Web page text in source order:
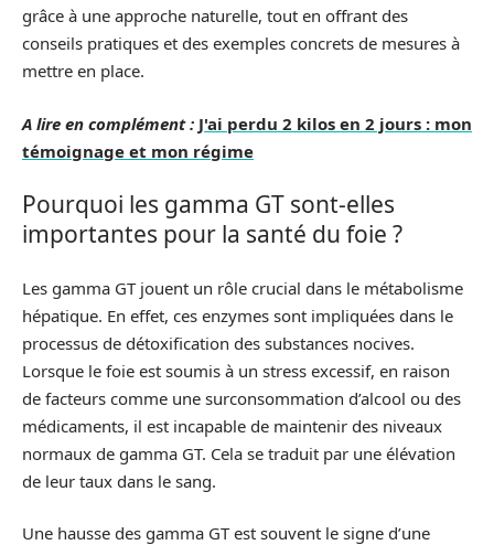
grâce à une approche naturelle, tout en offrant des
conseils pratiques et des exemples concrets de mesures à
mettre en place.
A lire en complément : J'ai perdu 2 kilos en 2 jours : mon
témoignage et mon régime
Pourquoi les gamma GT sont-elles
importantes pour la santé du foie ?
Les gamma GT jouent un rôle crucial dans le métabolisme
hépatique. En effet, ces enzymes sont impliquées dans le
processus de détoxification des substances nocives.
Lorsque le foie est soumis à un stress excessif, en raison
de facteurs comme une surconsommation d’alcool ou des
médicaments, il est incapable de maintenir des niveaux
normaux de gamma GT. Cela se traduit par une élévation
de leur taux dans le sang.
Une hausse des gamma GT est souvent le signe d’une